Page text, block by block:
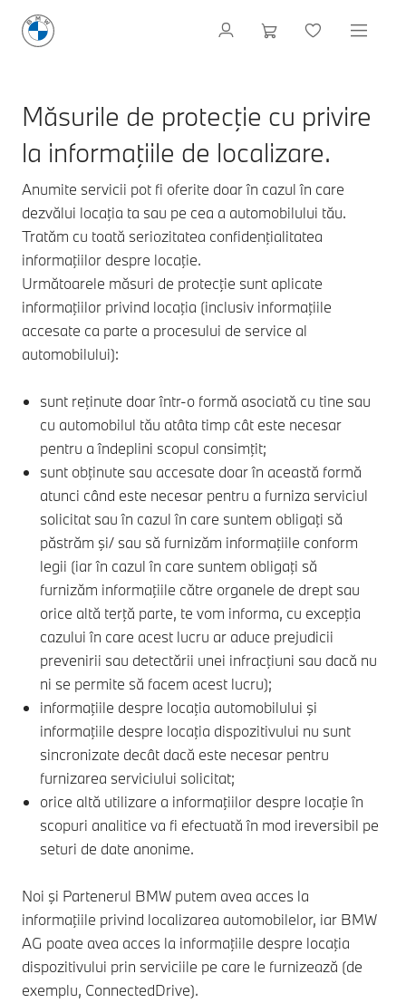
Măsurile de protecţie cu privire
la informaţiile de localizare.
Anumite servicii pot fi oferite doar în cazul în care
dezvălui locaţia ta sau pe cea a automobilului tău.
Tratăm cu toată seriozitatea confidenţialitatea
informaţiilor despre locaţie.
Următoarele măsuri de protecţie sunt aplicate
informaţiilor privind locaţia (inclusiv informaţiile
accesate ca parte a procesului de service al
automobilului):
sunt reţinute doar într-o formă asociată cu tine sau
cu automobilul tău atâta timp cât este necesar
pentru a îndeplini scopul consimţit;
sunt obţinute sau accesate doar în această formă
atunci când este necesar pentru a furniza serviciul
solicitat sau în cazul în care suntem obligaţi să
păstrăm şi/ sau să furnizăm informaţiile conform
legii (iar în cazul în care suntem obligaţi să
furnizăm informaţiile către organele de drept sau
orice altă terţă parte, te vom informa, cu excepţia
cazului în care acest lucru ar aduce prejudicii
prevenirii sau detectării unei infracţiuni sau dacă nu
ni se permite să facem acest lucru);
informaţiile despre locaţia automobilului şi
informaţiile despre locaţia dispozitivului nu sunt
sincronizate decât dacă este necesar pentru
furnizarea serviciului solicitat;
orice altă utilizare a informaţiilor despre locaţie în
scopuri analitice va fi efectuată în mod ireversibil pe
seturi de date anonime.
Noi şi Partenerul BMW putem avea acces la
informaţiile privind localizarea automobilelor, iar BMW
AG poate avea acces la informaţiile despre locaţia
dispozitivului prin serviciile pe care le furnizează (de
exemplu, ConnectedDrive).